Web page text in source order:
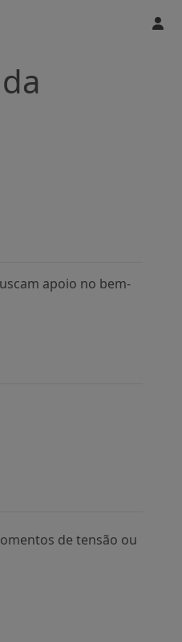
apoio no bem-
de tensão ou